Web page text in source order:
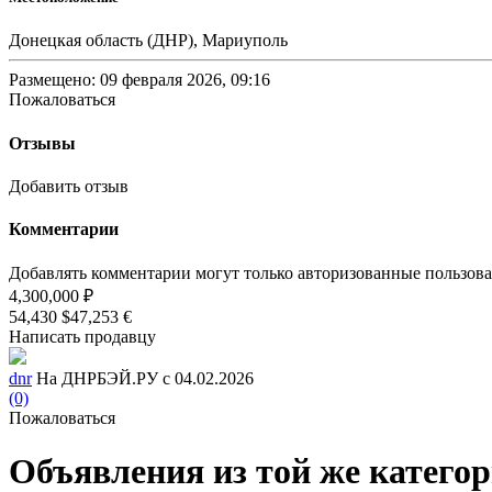
Донецкая область (ДНР), Мариуполь
Размещено: 09 февраля 2026, 09:16
Пожаловаться
Отзывы
Добавить отзыв
Комментарии
Добавлять комментарии могут только авторизованные
4,300,000 ₽
54,430 $47,253 €
Написать продавцу
dnr На ДНРБЭЙ.РУ с 04.02.2026
(0)
Пожаловаться
Объявления из той же